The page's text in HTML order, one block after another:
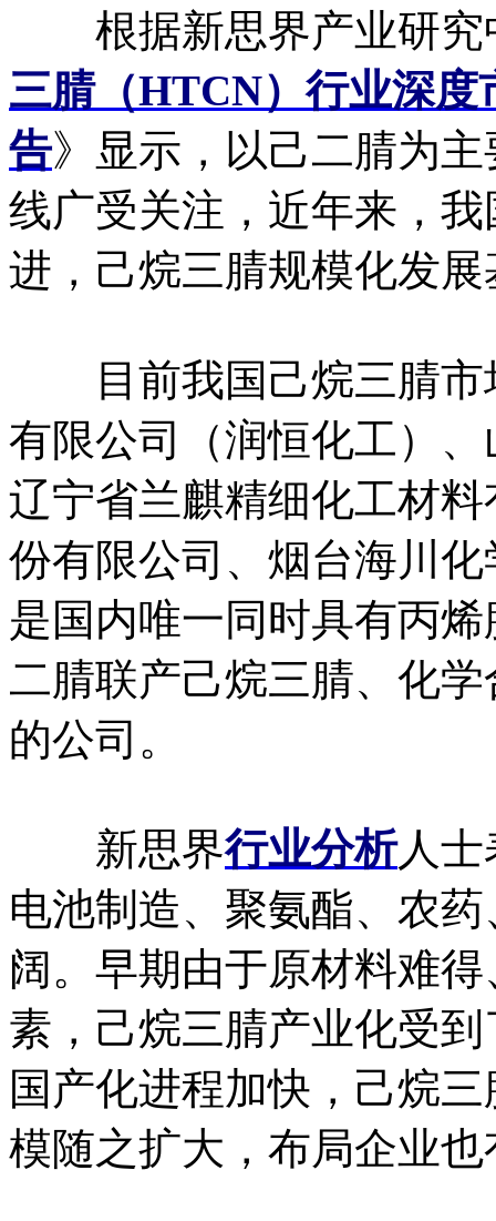
根据新思界产业研究
三腈（HTCN）行业深
告》显示，以己二腈为
线广受关注，近年来，
进，己烷三腈规模化发
目前我国己烷三腈市
有限公司（润恒化工）
辽宁省兰麒精细化工材
份有限公司、烟台海川
是国内唯一同时具有丙
二腈联产己烷三腈、化
的公司。
新思界行业分析人士
电池制造、聚氨酯、农
阔。早期由于原材料难
素，己烷三腈产业化受
国产化进程加快，己烷
模随之扩大，布局企业